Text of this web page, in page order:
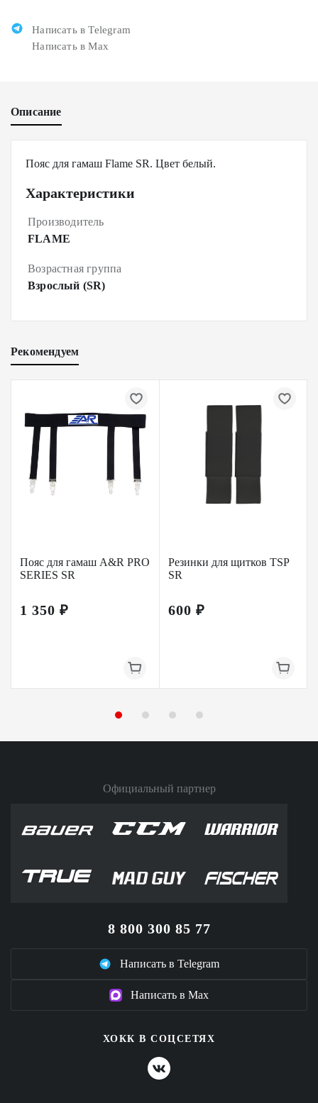
Написать в Telegram
Написать в Max
Описание
Пояс для гамаш Flame SR. Цвет белый.
Характеристики
Производитель
FLAME
Возрастная группа
Взрослый (SR)
Рекомендуем
Пояс для гамаш A&R PRO
SERIES SR
1 350 ₽
Резинки для щитков TSP
SR
600 ₽
Официальный партнер
8 800 300 85 77
Написать в Telegram
Написать в Max
ХОКК В СОЦСЕТЯХ